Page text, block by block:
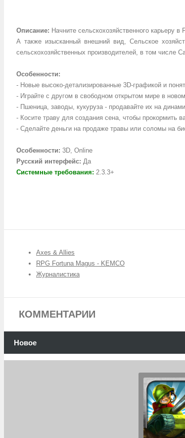
Описание: Начните сельскохозяйственного карьеру в
А также изысканный внешний вид, Сельское
сельскохозяйственных производителей, в том числе
Особенности:
- Новые высоко-детализированные 3D-графикой и
- Играйте с другом в свободном открытом мире в новом
- Пшеница, заводы, кукуруза - продавайте их на
- Косите траву для создания сена, чтобы прокормить
- Сделайте деньги на продаже травы или соломы на
Особенности: 3D, Online
Русский интерфейс: Да
Системные требования: 2.3.3+
Axes & Allies
RPG Fortuna Magus - KEMCO
Журналистика
КОММЕНТАРИИ
Новое